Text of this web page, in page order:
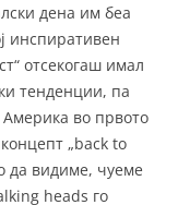
дена им беа
инспиративен
отсекогаш имал
тенденции, па
Америка во првото
„back to
да видиме, чуеме
heads го